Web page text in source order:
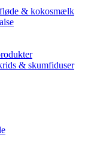
& kokosmælk
& skumfiduser